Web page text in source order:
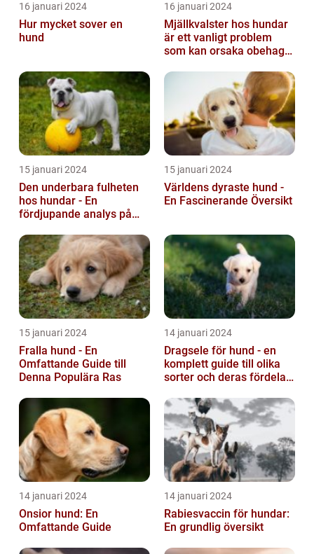
16 januari 2024
Hur mycket sover en
hund
16 januari 2024
Mjällkvalster hos hundar
är ett vanligt problem
som kan orsaka obehag
hunden...
15 januari 2024
Den underbara fulheten
hos hundar - En
fördjupande analys på
15 januari 2024
Världens dyraste hund -
En Fascinerande Översikt
15 januari 2024
Fralla hund - En
Omfattande Guide till
Denna Populära Ras
14 januari 2024
Dragsele för hund - en
komplett guide till olika
sorter och deras fördelar
14 januari 2024
Onsior hund: En
Omfattande Guide
14 januari 2024
Rabiesvaccin för hundar:
En grundlig översikt